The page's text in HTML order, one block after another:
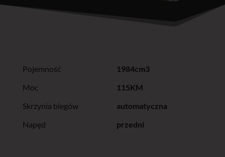
Pojemność
1984cm3
Moc
115KM
Skrzynia biegów
automatyczna
Napęd
przedni